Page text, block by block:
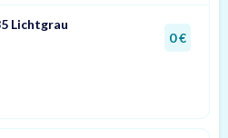
Lichtgrau
0 €